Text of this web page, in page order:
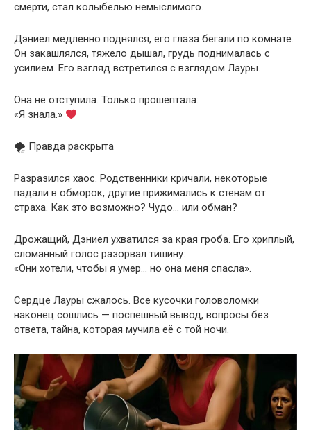
смерти, стал колыбелью немыслимого.
Дэниел медленно поднялся, его глаза бегали по комнате.
Он закашлялся, тяжело дышал, грудь поднималась с
усилием. Его взгляд встретился с взглядом Лауры.
Она не отступила. Только прошептала:
«Я знала.»
🌪 Правда раскрыта
Разразился хаос. Родственники кричали, некоторые
падали в обморок, другие прижимались к стенам от
страха. Как это возможно? Чудо… или обман?
Дрожащий, Дэниел ухватился за края гроба. Его хриплый,
сломанный голос разорвал тишину:
«Они хотели, чтобы я умер… но она меня спасла».
Сердце Лауры сжалось. Все кусочки головоломки
наконец сошлись — поспешный вывод, вопросы без
ответа, тайна, которая мучила её с той ночи.